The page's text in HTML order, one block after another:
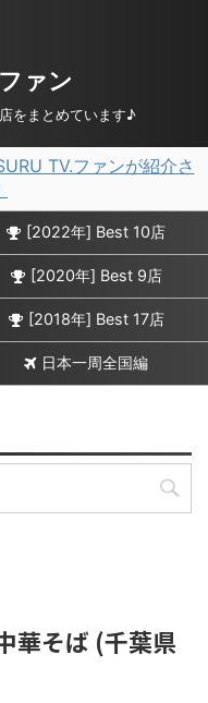
ァン
をまとめています♪
TV.ファンが紹介さ
[2022年] Best 10店
[2020年] Best 9店
[2018年] Best 17店
日本一周全国編
華そば (千葉県